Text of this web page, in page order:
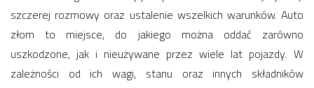
szczerej rozmowy oraz ustalenie wszelkich warunków. Auto
złom to miejsce, do jakiego można oddać zarówno
uszkodzone, jak i nieużywane przez wiele lat pojazdy. W
zależności od ich wagi, stanu oraz innych składników